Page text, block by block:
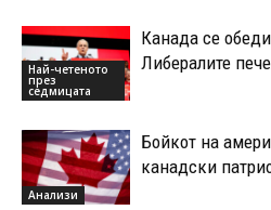
Най-четеното
през
седмицата
Канада се
Либералите
Анализи
Бойкот на
канадски